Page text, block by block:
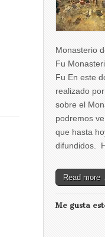
Monasterio
Fu
Fu En este
realizado
sobre el
podremos
que hasta
difundidos.
Read more
Me gusta